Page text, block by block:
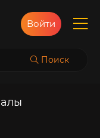
Поиск
Войти